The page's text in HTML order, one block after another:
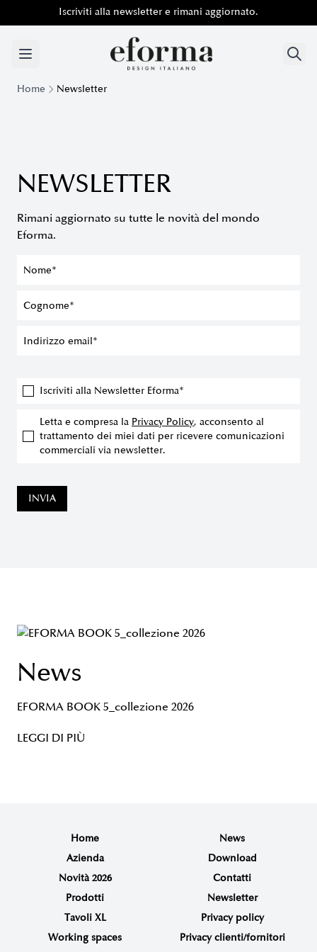
Iscriviti alla newsletter e rimani aggiornato.
Iscriviti alla newsletter e rimani aggiornato.
Home Newsletter
NEWSLETTER
Rimani aggiornato su tutte le novità del mondo
Eforma.
Iscriviti alla Newsletter Eforma*
Letta e compresa la Privacy Policy, acconsento al
trattamento dei miei dati per ricevere comunicazioni
commerciali via newsletter.
INVIA
News
EFORMA BOOK 5_collezione 2026
LEGGI DI PIÙ
Home
Azienda
Novità 2026
Prodotti
Tavoli XL
Working spaces
News
Download
Contatti
Newsletter
Privacy policy
Privacy clienti/fornitori